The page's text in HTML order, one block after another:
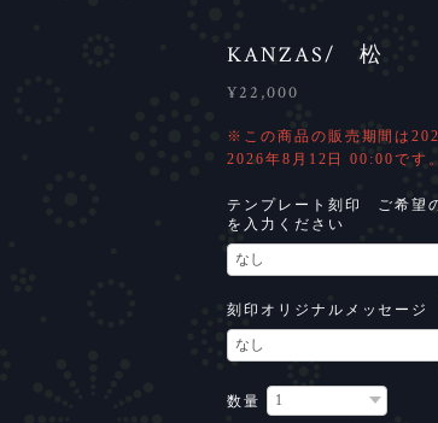
KANZAS/ 松
¥22,000
※この商品の販売期間は
2026年8月12日 00:00です。
テンプレート刻印 ご希望
を入力ください
刻印オリジナルメッセージ
数量